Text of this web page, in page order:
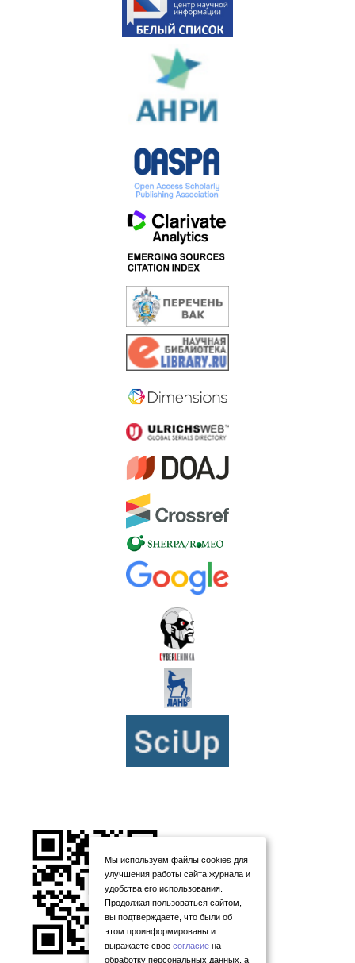
Мы используем файлы cookies для
улучшения работы сайта журнала и
удобства его использования.
Продолжая пользоваться сайтом,
вы подтверждаете, что были об
этом проинформированы и
выражаете свое согласие на
обработку персональных данных, а